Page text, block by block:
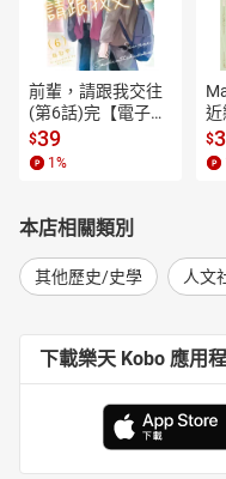
報書評》
梅里杜爾是研究俄羅斯和
旅作為主軸，講述沙皇的
《華爾街雜誌》
這本卓越著作敘述了布爾
作者偷偷把讀者帶上了一
列寧。——《書單》
車，邁向權力高峰，進而
報》
是一部又有啟發性又有娛
前輩，請跟我交往
(第6話)完【電子
書】
$39
1 %
近
【
$
本店相關類別
其他歷史/史學 人文
下載樂天 Kobo 應用